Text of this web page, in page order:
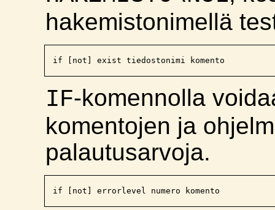
hakemistonimellä
IF-komennolla
komentojen ja
palautusarvoja.